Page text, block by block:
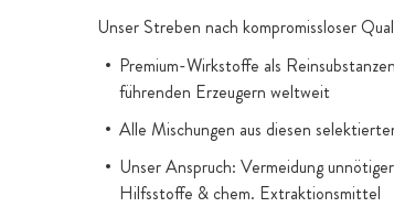
Unser Streben nach kompromissloser
Premium-Wirkstoffe als
führenden Erzeugern weltweit
Alle Mischungen aus diesen
Unser Anspruch: Vermeidung
Hilfsstoffe & chem. Extraktionsmittel